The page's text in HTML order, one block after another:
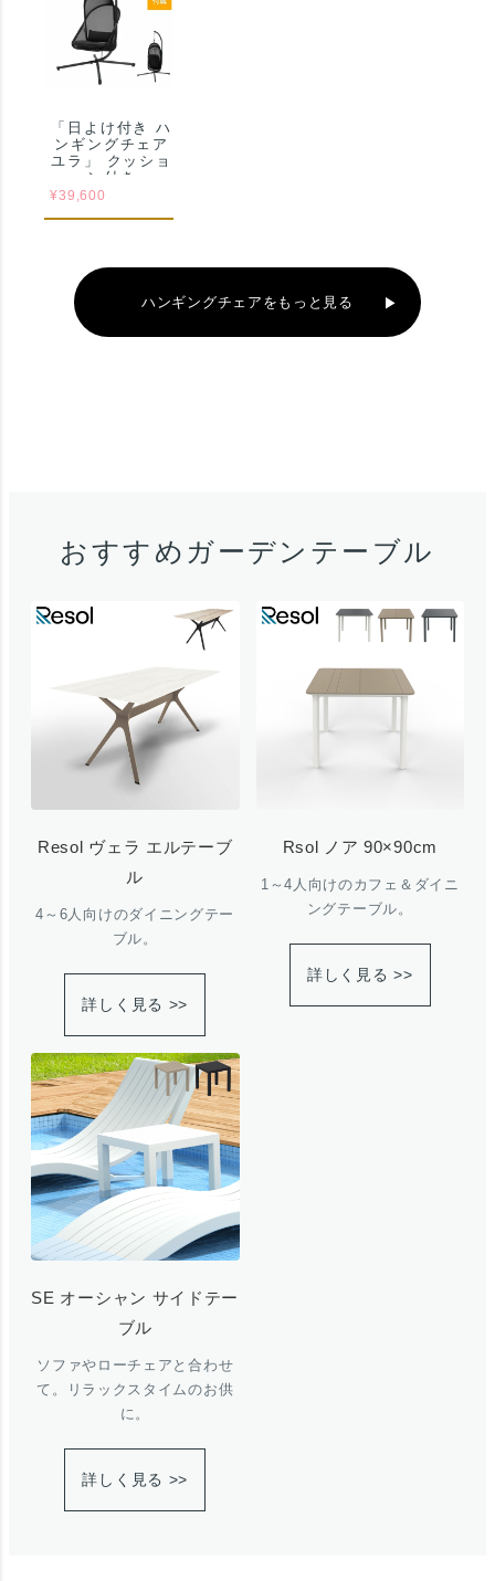
「日よけ付き ハ
ンギングチェア
ユラ」 クッショ
ン付き
¥39,600
ハンギングチェアをもっと見る
おすすめガーデンテーブル
Resol ヴェラ エルテーブ
ル
4～6人向けのダイニングテー
ブル。
詳しく見る >>
Rsol ノア 90×90cm
1～4人向けのカフェ＆ダイニ
ングテーブル。
詳しく見る >>
SE オーシャン サイドテー
ブル
ソファやローチェアと合わせ
て。リラックスタイムのお供
に。
詳しく見る >>